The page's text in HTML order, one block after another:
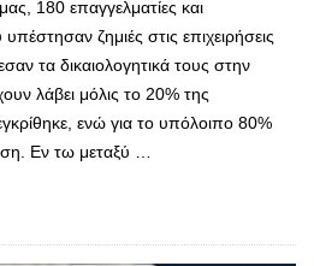
180 επαγγελματίες και
ζημιές στις επιχειρήσεις
τα δικαιολογητικά τους στην
λάβει μόλις το 20% της
ενώ για το υπόλοιπο 80%
Εν τω μεταξύ …